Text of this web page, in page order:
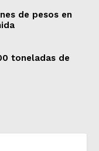
de pesos en
toneladas de